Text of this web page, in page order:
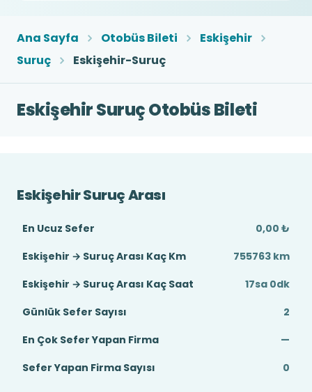
Ana Sayfa Otobüs Bileti
Eskişehir
Suruç
Eskişehir-Suruç
Eskişehir Suruç Otobüs Bileti
Eskişehir Suruç Arası
En Ucuz Sefer
0,00 ₺
Eskişehir → Suruç Arası Kaç Km
755763 km
Eskişehir → Suruç Arası Kaç Saat
17sa 0dk
Günlük Sefer Sayısı
2
En Çok Sefer Yapan Firma
—
Sefer Yapan Firma Sayısı
0